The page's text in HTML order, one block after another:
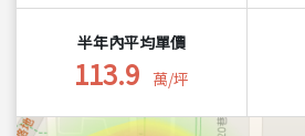
半年內平均單價
113.9 萬/坪